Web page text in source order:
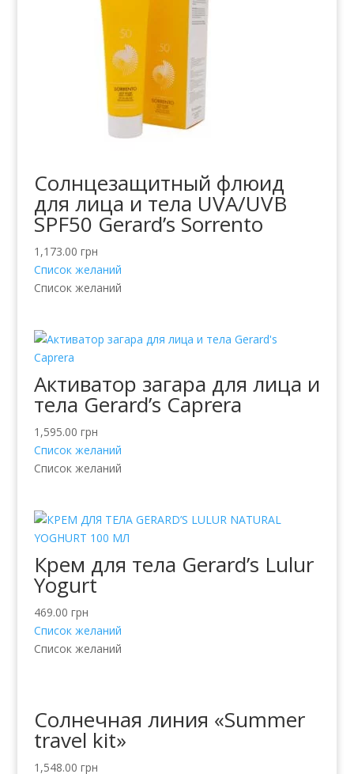
Солнцезащитный флюид
для лица и тела UVA/UVB
SPF50 Gerard’s Sorrento
1,173.00 грн
Список желаний
Список желаний
Активатор загара для лица и
тела Gerard’s Caprera
1,595.00 грн
Список желаний
Список желаний
Крем для тела Gerard’s Lulur
Yogurt
469.00 грн
Список желаний
Список желаний
Солнечная линия «Summer
travel kit»
1,548.00 грн